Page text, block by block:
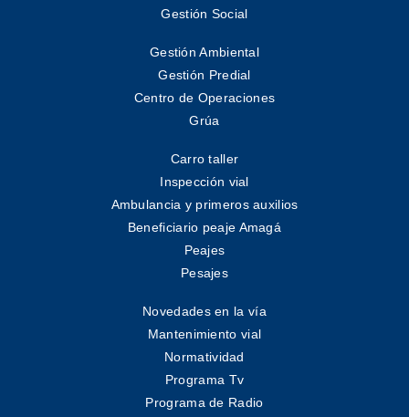
Gestión Social
Gestión Ambiental
Gestión Predial
Centro de Operaciones
Grúa
Carro taller
Inspección vial
Ambulancia y primeros auxilios
Beneficiario peaje Amagá
Peajes
Pesajes
Novedades en la vía
Mantenimiento vial
Normatividad
Programa Tv
Programa de Radio